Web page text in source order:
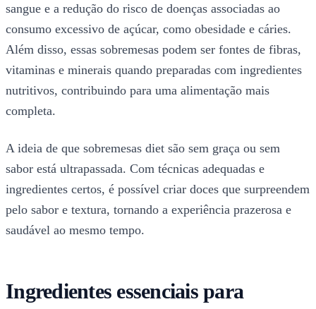
sangue e a redução do risco de doenças associadas ao
consumo excessivo de açúcar, como obesidade e cáries.
Além disso, essas sobremesas podem ser fontes de fibras,
vitaminas e minerais quando preparadas com ingredientes
nutritivos, contribuindo para uma alimentação mais
completa.
A ideia de que sobremesas diet são sem graça ou sem
sabor está ultrapassada. Com técnicas adequadas e
ingredientes certos, é possível criar doces que surpreendem
pelo sabor e textura, tornando a experiência prazerosa e
saudável ao mesmo tempo.
Ingredientes essenciais para